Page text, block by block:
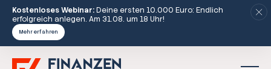
Kostenloses Webinar:Deine ersten 10.000 Euro: Endlich
erfolgreich anlegen. Am 31.08. um 18 Uhr!
Mehr erfahren